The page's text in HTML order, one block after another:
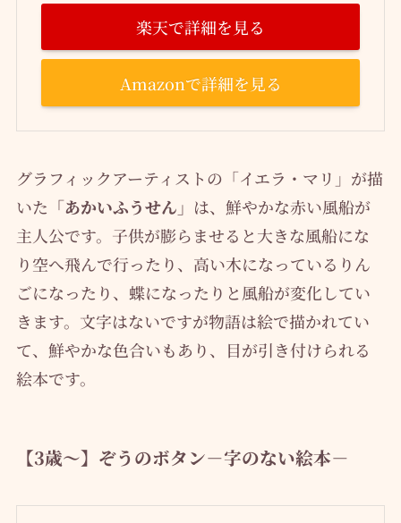
楽天で詳細を見る
Amazonで詳細を見る
グラフィックアーティストの「イエラ・マリ」が描
いた 「あかいふうせん」 は、鮮やかな赤い風船が
主人公です。子供が膨らませると大きな風船にな
り空へ飛んで行ったり、高い木になっているりん
ごになったり、蝶になったりと風船が変化してい
きます。文字はないですが物語は絵で描かれてい
て、鮮やかな色合いもあり、目が引き付けられる
絵本です。
【3歳～】ぞうのボタン－字のない絵本－